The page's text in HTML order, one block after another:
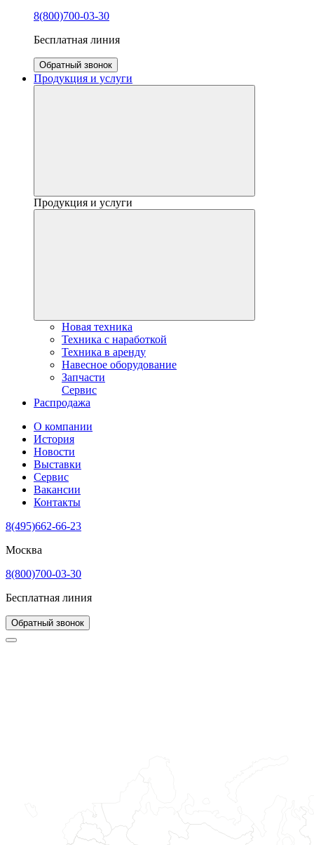
8(800)700-03-30
Бесплатная линия
Обратный звонок
Продукция и услуги
Продукция и услуги
Новая техника
Техника с наработкой
Техника в аренду
Навесное оборудование
Запчасти
Сервис
Распродажа
О компании
История
Новости
Выставки
Сервис
Вакансии
Контакты
8(495)662-66-23
Москва
8(800)700-03-30
Бесплатная линия
Обратный звонок